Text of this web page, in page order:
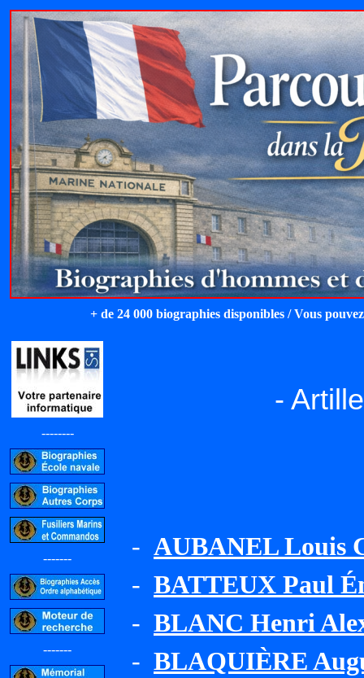
+ de 24 000 biographies disponibles / Vous
--------
-------
-------
-
- AUBANEL Louis
- BATTEUX Paul
- BLANC Henri
- BLAQUIÈRE